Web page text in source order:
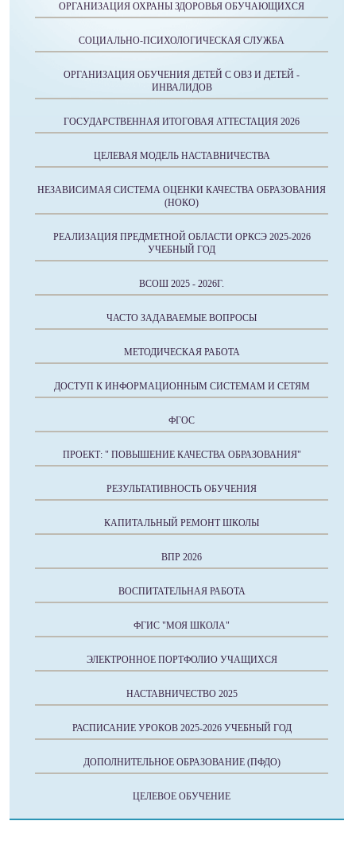
ОРГАНИЗАЦИЯ ОХРАНЫ ЗДОРОВЬЯ ОБУЧАЮЩИХСЯ
СОЦИАЛЬНО-ПСИХОЛОГИЧЕСКАЯ СЛУЖБА
ОРГАНИЗАЦИЯ ОБУЧЕНИЯ ДЕТЕЙ С ОВЗ И ДЕТЕЙ -
ИНВАЛИДОВ
ГОСУДАРСТВЕННАЯ ИТОГОВАЯ АТТЕСТАЦИЯ 2026
ЦЕЛЕВАЯ МОДЕЛЬ НАСТАВНИЧЕСТВА
НЕЗАВИСИМАЯ СИСТЕМА ОЦЕНКИ КАЧЕСТВА ОБРАЗОВАНИЯ
(НОКО)
РЕАЛИЗАЦИЯ ПРЕДМЕТНОЙ ОБЛАСТИ ОРКСЭ 2025-2026
УЧЕБНЫЙ ГОД
ВСОШ 2025 - 2026Г.
ЧАСТО ЗАДАВАЕМЫЕ ВОПРОСЫ
МЕТОДИЧЕСКАЯ РАБОТА
ДОСТУП К ИНФОРМАЦИОННЫМ СИСТЕМАМ И СЕТЯМ
ФГОС
ПРОЕКТ: " ПОВЫШЕНИЕ КАЧЕСТВА ОБРАЗОВАНИЯ"
РЕЗУЛЬТАТИВНОСТЬ ОБУЧЕНИЯ
КАПИТАЛЬНЫЙ РЕМОНТ ШКОЛЫ
ВПР 2026
ВОСПИТАТЕЛЬНАЯ РАБОТА
ФГИС "МОЯ ШКОЛА"
ЭЛЕКТРОННОЕ ПОРТФОЛИО УЧАЩИХСЯ
НАСТАВНИЧЕСТВО 2025
РАСПИСАНИЕ УРОКОВ 2025-2026 УЧЕБНЫЙ ГОД
ДОПОЛНИТЕЛЬНОЕ ОБРАЗОВАНИЕ (ПФДО)
ЦЕЛЕВОЕ ОБУЧЕНИЕ